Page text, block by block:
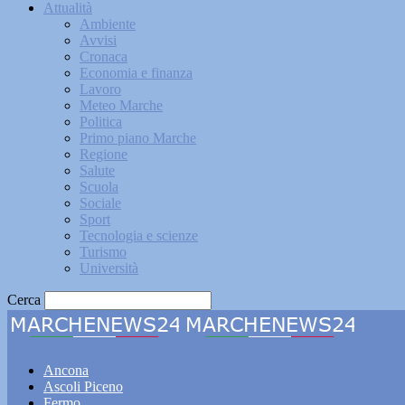
Attualità
Ambiente
Avvisi
Cronaca
Economia e finanza
Lavoro
Meteo Marche
Politica
Primo piano Marche
Regione
Salute
Scuola
Sociale
Sport
Tecnologia e scienze
Turismo
Università
Cerca
Ancona
Ascoli Piceno